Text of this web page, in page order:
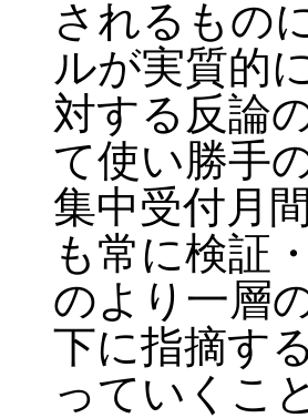
されるもの
ルが実質的
対する反論
て使い勝手
集中受付月
も常に検証
のより一層
下に指摘す
っていくこ